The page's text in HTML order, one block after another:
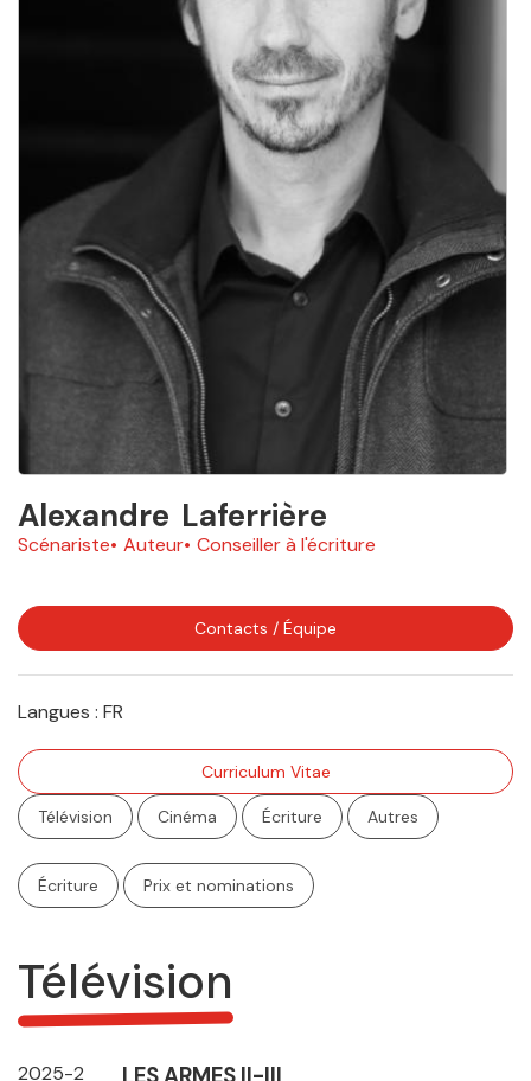
Alexandre Laferrière
Scénariste Auteur Conseiller à l'écriture
Contacts / Équipe
Langues : FR
Curriculum Vitae
Télévision Cinéma Écriture Autres
Écriture Prix et nominations
Télévision
2025-2